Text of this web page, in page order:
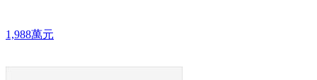
1,988萬元